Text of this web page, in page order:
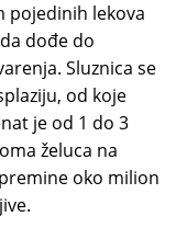
pojedinih lekova
dođe do
Sluznica se
od koje
je od 1 do 3
želuca na
oko milion